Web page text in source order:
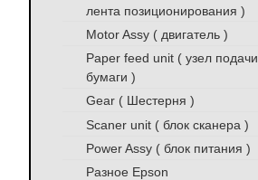
лента позиционирования )
Motor Assy ( двигатель )
Paper feed unit ( узел подачи
бумаги )
Gear ( Шестерня )
Scaner unit ( блок сканера )
Power Assy ( блок питания )
Разное Epson